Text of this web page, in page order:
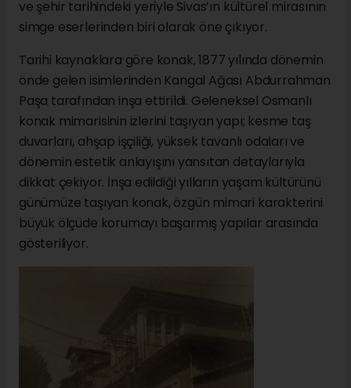
ve şehir tarihindeki yeriyle Sivas’ın kültürel mirasının
simge eserlerinden biri olarak öne çıkıyor.
Tarihi kaynaklara göre konak, 1877 yılında dönemin
önde gelen isimlerinden Kangal Ağası Abdurrahman
Paşa tarafından inşa ettirildi. Geleneksel Osmanlı
konak mimarisinin izlerini taşıyan yapı; kesme taş
duvarları, ahşap işçiliği, yüksek tavanlı odaları ve
dönemin estetik anlayışını yansıtan detaylarıyla
dikkat çekiyor. İnşa edildiği yılların yaşam kültürünü
günümüze taşıyan konak, özgün mimari karakterini
büyük ölçüde korumayı başarmış yapılar arasında
gösteriliyor.